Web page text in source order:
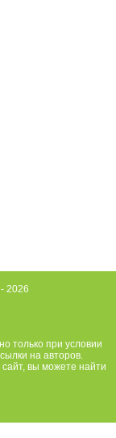
2026
только при условии
на авторов.
вы можете найти